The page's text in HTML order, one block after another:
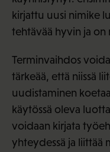
kirjattu uusi nimike
tehtävää hyvin ja on
Terminvaihdos
tärkeää, että niissä
uudistaminen
käytössä oleva
voidaan kirjata
yhteydessä ja liittää